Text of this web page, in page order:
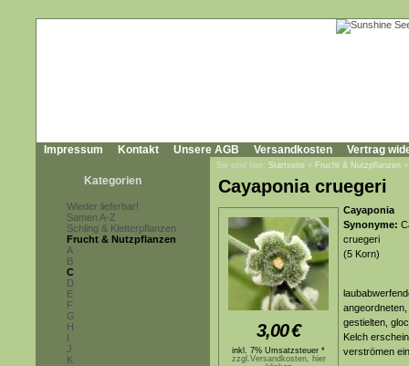
Impressum Kontakt Unsere AGB Versandkosten Vertrag
Kategorien
Wieder lieferbar!
Samen A-Z
Schling & Kletterpflanzen
Frucht & Nutzpflanzen
A
B
C
D
E
F
G
H
I
J
K
Sie sind hier: Startseite » Frucht & Nutzpflanzen
Cayaponia cruegeri
3,00€
inkl. 7% Umsatzsteuer *
zzgl.Versandkosten, hier
Cayaponia
Synonyme:
cruegeri
(5 Korn)
gestielten,
Kelch
verströmen